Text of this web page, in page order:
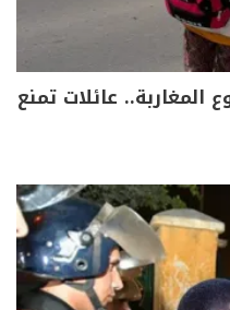
المغاربة.. عائلات تمنع